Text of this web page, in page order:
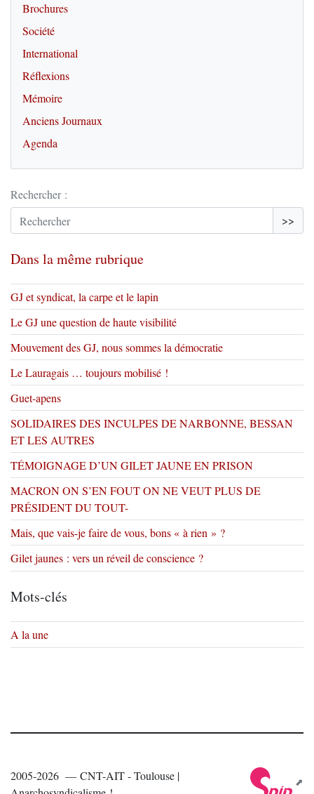
Brochures
Société
International
Réflexions
Mémoire
Anciens Journaux
Agenda
Rechercher :
>>
Dans la même rubrique
GJ et syndicat, la carpe et le lapin
Le GJ une question de haute visibilité
Mouvement des GJ, nous sommes la démocratie
Le Lauragais … toujours mobilisé !
Guet-apens
SOLIDAIRES DES INCULPES DE NARBONNE, BESSAN
ET LES AUTRES
TÉMOIGNAGE D’UN GILET JAUNE EN PRISON
MACRON ON S’EN FOUT ON NE VEUT PLUS DE
PRÉSIDENT DU TOUT-
Mais, que vais-je faire de vous, bons « à rien » ?
Gilet jaunes : vers un réveil de conscience ?
Mots-clés
A la une
2005-2026 — CNT-AIT - Toulouse |